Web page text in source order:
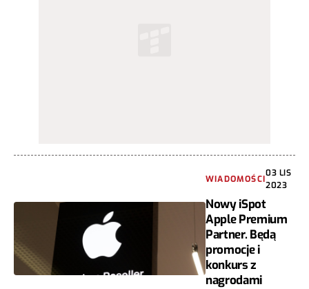
WIADOMOŚCI
03 LIS
2023
Nowy iSpot
Apple Premium
Partner. Będą
promocje i
konkurs z
nagrodami